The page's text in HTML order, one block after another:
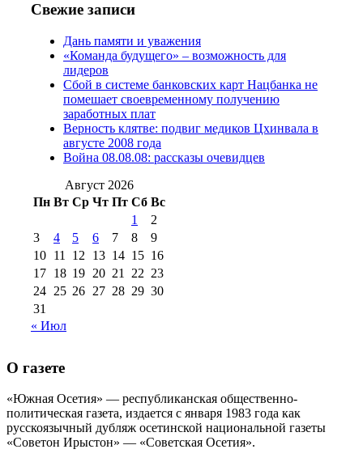
июля 2017 г
2012 г(15)№97 30 июля 2015 г
(15)№98 1 августа 2015 г
августа 2016 г(10)№98 5 июля 2014 г(10)
№98 8 августа 2013 г
августа 2012 г(14)
2017 г(9)
№99 4 августа
2016 г(12) №99 8 июля 2014 г
августа 2012 г(11)
августа 2013 г
(12)
Свежие записи
Дань памяти и уважения
«Команда будущего» – возможность для
лидеров
Сбой в системе банковских карт Нацбанка не
помешает своевременному получению
заработных плат
Верность клятве: подвиг медиков Цхинвала в
августе 2008 года
Война 08.08.08: рассказы очевидцев
Август 2026
Пн Вт Ср Чт Пт Сб Вс
1
2
3
4 5 6 7 8
9
10 11 12 13 14 15 16
17 18 19 20 21 22 23
24 25 26 27 28 29 30
31
« Июл
О газете
«Южная Осетия» — республиканская общественно-
политическая газета, издается с января 1983 года как
русскоязычный дубляж осетинской национальной газеты
«Советон Ирыстон» — «Советская Осетия».